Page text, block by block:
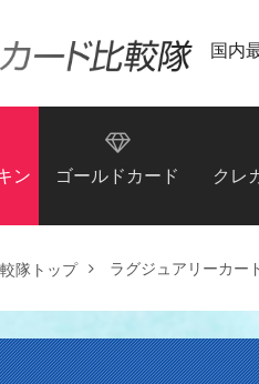
国内
ン
ゴールドカード クレ
隊トップ ラグジュアリーカー